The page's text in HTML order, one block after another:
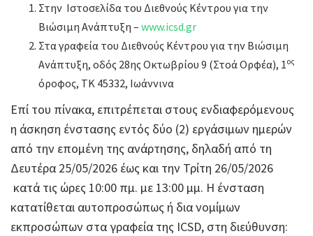
Στην Ιστοσελίδα του Διεθνούς Κέντρου για την
Βιώσιμη Ανάπτυξη – www.icsd.gr
Στα γραφεία του Διεθνούς Κέντρου για την Βιώσιμη
Ανάπτυξη, οδός 28ης Οκτωβρίου 9 (Στοά Ορφέα), 1ος
όροφος, ΤΚ 45332, Ιωάννινα
Επί του πίνακα, επιτρέπεται στους ενδιαφερόμενους
η άσκηση ένστασης εντός δύο (2) εργάσιμων ημερών
από την επομένη της ανάρτησης, δηλαδή από τη
Δευτέρα 25/05/2026 έως και την Τρίτη 26/05/2026
κατά τις ώρες 10:00 πμ. με 13:00 μμ. Η ένσταση
κατατίθεται αυτοπροσώπως ή δια νομίμων
εκπροσώπων στα γραφεία της ICSD, στη διεύθυνση: